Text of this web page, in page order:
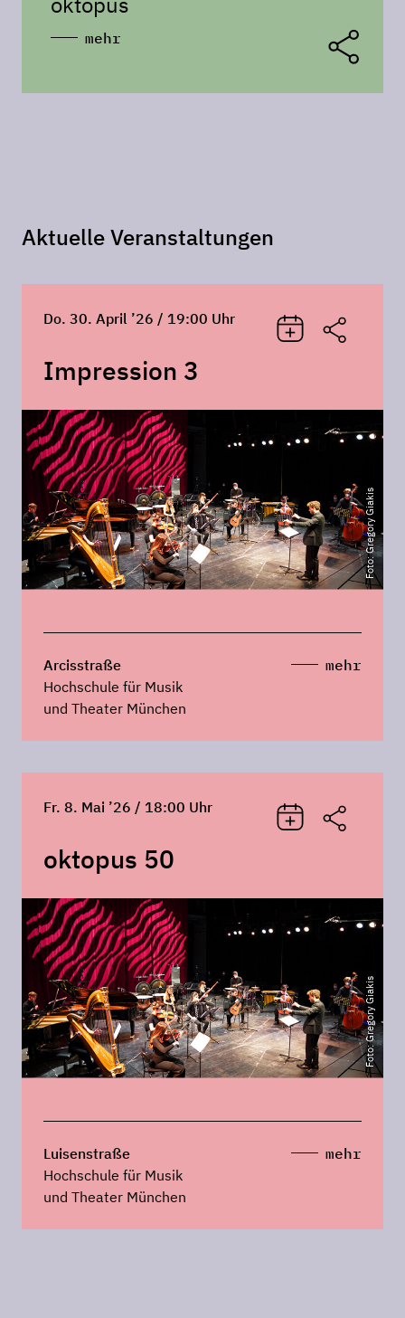
mehr
Aktuelle Veranstaltungen
Do. 30. April ’26 / 19:00 Uhr
Impression 3
Foto: Gregory Giakis
Arcisstraße
Hochschule für Musik
und Theater München
mehr
Fr. 8. Mai ’26 / 18:00 Uhr
oktopus 50
Foto: Gregory Giakis
Luisenstraße
Hochschule für Musik
und Theater München
mehr